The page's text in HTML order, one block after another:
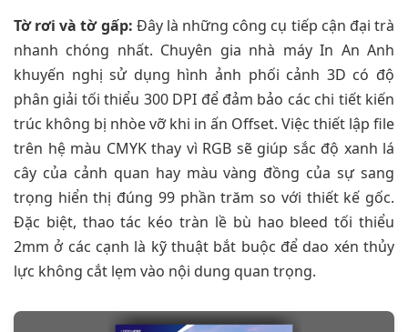
Tờ rơi và tờ gấp: Đây là những công cụ tiếp cận đại trà
nhanh chóng nhất. Chuyên gia nhà máy In An Anh
khuyến nghị sử dụng hình ảnh phối cảnh 3D có độ
phân giải tối thiểu 300 DPI để đảm bảo các chi tiết kiến
trúc không bị nhòe vỡ khi in ấn Offset. Việc thiết lập file
trên hệ màu CMYK thay vì RGB sẽ giúp sắc độ xanh lá
cây của cảnh quan hay màu vàng đồng của sự sang
trọng hiển thị đúng 99 phần trăm so với thiết kế gốc.
Đặc biệt, thao tác kéo tràn lề bù hao bleed tối thiểu
2mm ở các cạnh là kỹ thuật bắt buộc để dao xén thủy
lực không cắt lẹm vào nội dung quan trọng.